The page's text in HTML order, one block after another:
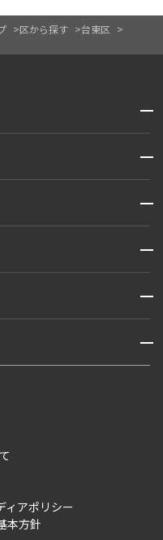
区から探す
台東区
開閉
開閉
開閉
開閉
開閉
取り扱い物件入居申込
開閉
ィアポリシー
本方針